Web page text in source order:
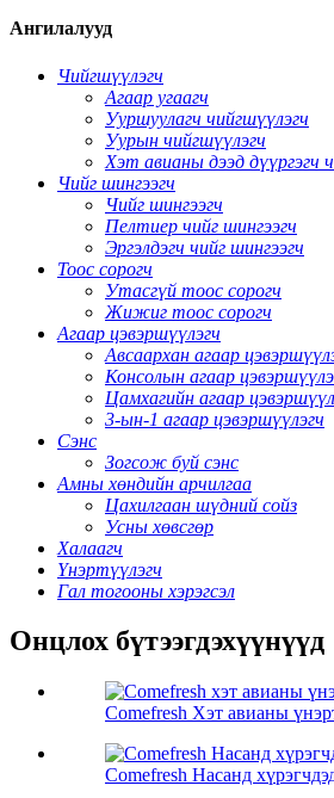
Ангилалууд
Чийгшүүлэгч
Агаар угаагч
Ууршуулагч чийгшүүлэгч
Уурын чийгшүүлэгч
Хэт авианы дээд дүүргэгч
Чийг шингээгч
Чийг шингээгч
Пелтиер чийг шингээгч
Эргэлдэгч чийг шингээгч
Тоос сорогч
Утасгүй тоос сорогч
Жижиг тоос сорогч
Агаар цэвэршүүлэгч
Авсаархан агаар
Консолын агаар
Цамхагийн агаар
3-ын-1 агаар цэвэршүүлэгч
Сэнс
Зогсож буй сэнс
Амны хөндийн арчилгаа
Цахилгаан шүдний сойз
Усны хөвсгөр
Халаагч
Үнэртүүлэгч
Гал тогооны хэрэгсэл
Онцлох бүтээгдэхүүнүүд
Comefresh Хэт авианы
Comefresh Насанд